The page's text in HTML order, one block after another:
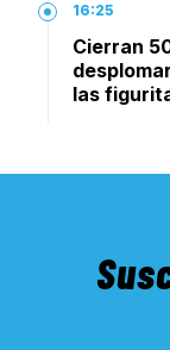
16:25
Cierran
las